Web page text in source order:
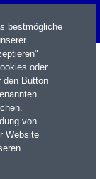
bestmögliche
oder
den Button
von
Website